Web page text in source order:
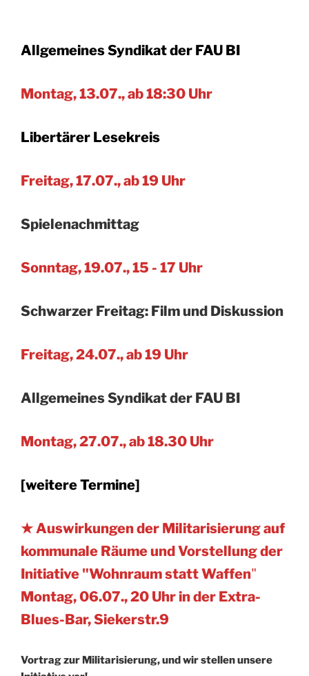
Allgemeines Syndikat der FAU BI
Montag, 13.07., ab 18:30 Uhr
Libertärer Lesekreis
Freitag, 17.07., ab 19 Uhr
Spielenachmittag
Sonntag, 19.07., 15 - 17 Uhr
Schwarzer Freitag: Film und Diskussion
Freitag, 24.07., ab 19 Uhr
Allgemeines Syndikat der FAU BI
Montag, 27.07., ab 18.30 Uhr
[weitere Termine]
★ Auswirkungen der Militarisierung auf
kommunale Räume und Vorstellung der
Initiative "Wohnraum statt Waffen"
Montag, 06.07., 20 Uhr in der Extra-
Blues-Bar, Siekerstr.9
Vortrag zur Militarisierung, und wir stellen unsere